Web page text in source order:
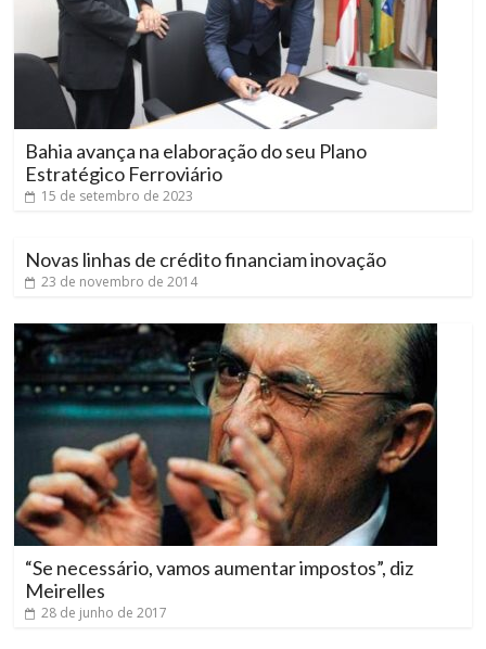
Bahia avança na elaboração do seu Plano
Estratégico Ferroviário
15 de setembro de 2023
Novas linhas de crédito financiam inovação
23 de novembro de 2014
“Se necessário, vamos aumentar impostos”, diz
Meirelles
28 de junho de 2017